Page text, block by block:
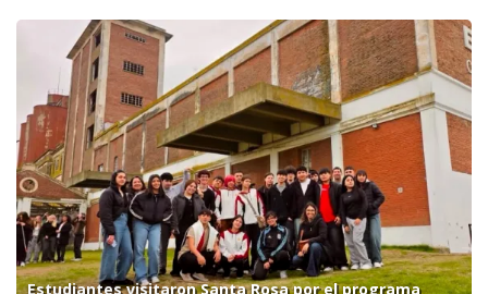
Estudiantes visitaron Santa Rosa por el programa